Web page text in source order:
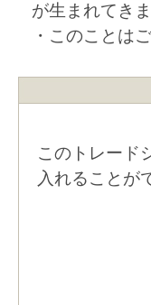
が生まれてきま
・このことは
このトレード
入れることが